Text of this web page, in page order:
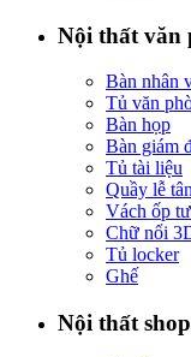
Nội thất văn
Bàn nhân
Tủ văn
Bàn họp
Bàn giám
Tủ tài liệu
Quầy lễ tân
Vách ốp
Chữ nổi
Tủ locker
Ghế
Nội thất